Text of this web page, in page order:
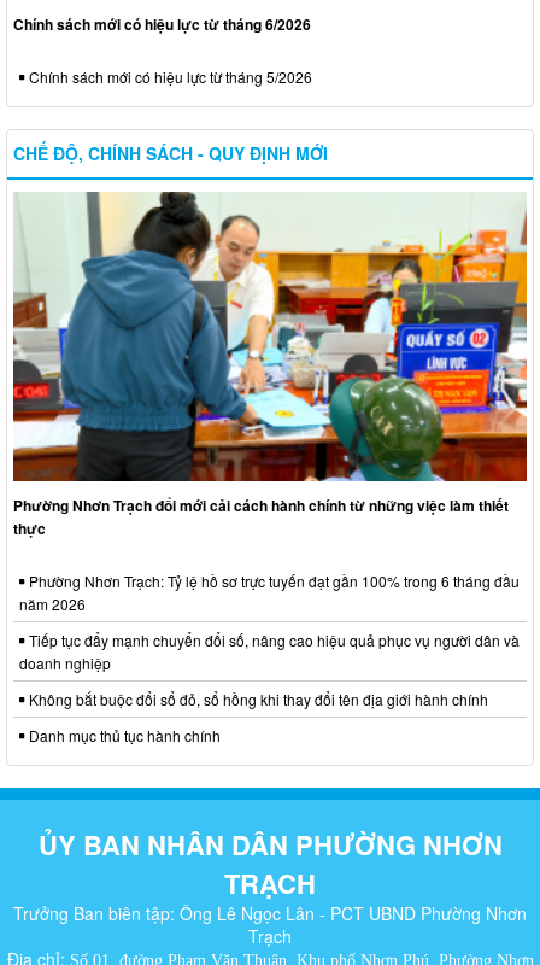
Chính sách mới có hiệu lực từ tháng 6/2026
Chính sách mới có hiệu lực từ tháng 5/2026
CHẾ ĐỘ, CHÍNH SÁCH - QUY ĐỊNH MỚI
Phường Nhơn Trạch đổi mới cải cách hành chính từ những việc làm thiết
thực
Phường Nhơn Trạch: Tỷ lệ hồ sơ trực tuyến đạt gần 100% trong 6 tháng đầu
năm 2026
Tiếp tục đẩy mạnh chuyển đổi số, nâng cao hiệu quả phục vụ người dân và
doanh nghiệp
Không bắt buộc đổi sổ đỏ, sổ hồng khi thay đổi tên địa giới hành chính
Danh mục thủ tục hành chính
ỦY BAN NHÂN DÂN PHƯỜNG NHƠN
TRẠCH
Trưởng Ban biên tập: Ông Lê Ngọc Lân - PCT UBND Phường Nhơn
Trạch
Địa chỉ: Số 01, đường Phạm Văn Thuận, Khu phố Nhơn Phú, Phường Nhơn